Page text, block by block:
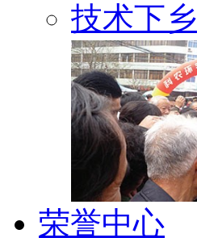
技术下乡
荣誉中心